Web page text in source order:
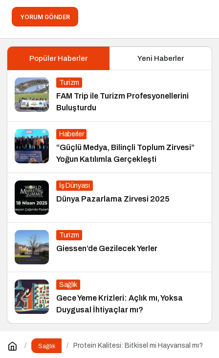
YORUM GÖNDER
Popüler Haberler Yeni Haberler
Turizm
FAM Trip ile Turizm Profesyonellerini
Buluşturdu
Haberler
“Güçlü Medya, Bilinçli Toplum Zirvesi”
Yoğun Katılımla Gerçekleşti
İş Dünyası
Dünya Pazarlama Zirvesi 2025
Turizm
Giessen’de Gezilecek Yerler
Sağlık
Gece Yeme Krizleri: Açlık mı, Yoksa
Duygusal İhtiyaçlar mı?
Sağlık Protein Kalitesi: Bitkisel mi Hayvansal mı?